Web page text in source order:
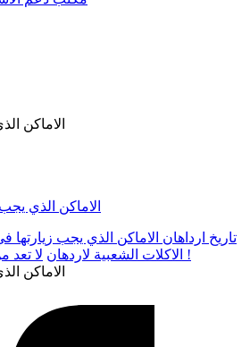
الاماكن
الاماكن الذي
تاريخ ارداهان الاماكن الذي يجب زيارتها
الاكلات الشعبية لاردهان لا تعد من اردهان قبل فعل التالي !
الاماكن